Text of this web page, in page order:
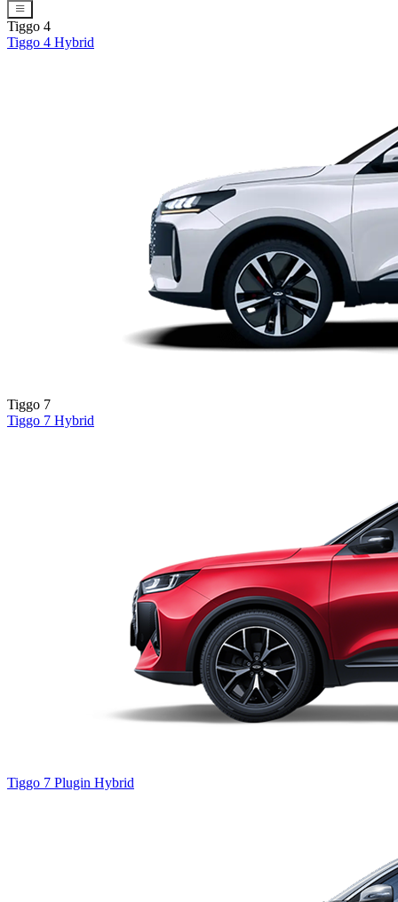
Tiggo 4
Tiggo 4 Hybrid
Tiggo 7
Tiggo 7 Hybrid
Tiggo 7 Plugin Hybrid